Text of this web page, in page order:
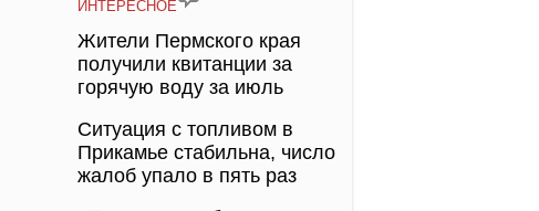
ИНТЕРЕСНОЕ
Жители Пермского края
получили квитанции за
горячую воду за июль
Ситуация с топливом в
Прикамье стабильна, число
жалоб упало в пять раз